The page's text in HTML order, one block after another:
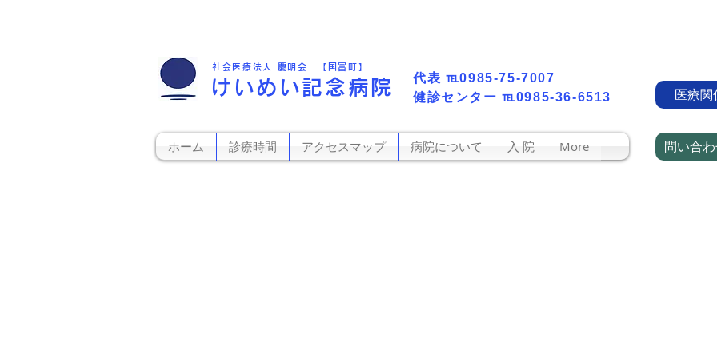
​健診センター℡0985-36-6513
社会医療法人 慶明会 【国富町】
けいめい記念病院 代表​ ℡0985-75-7007
医療関
ホーム 診療時間 アクセスマップ 病院について 入 院 More 問い合